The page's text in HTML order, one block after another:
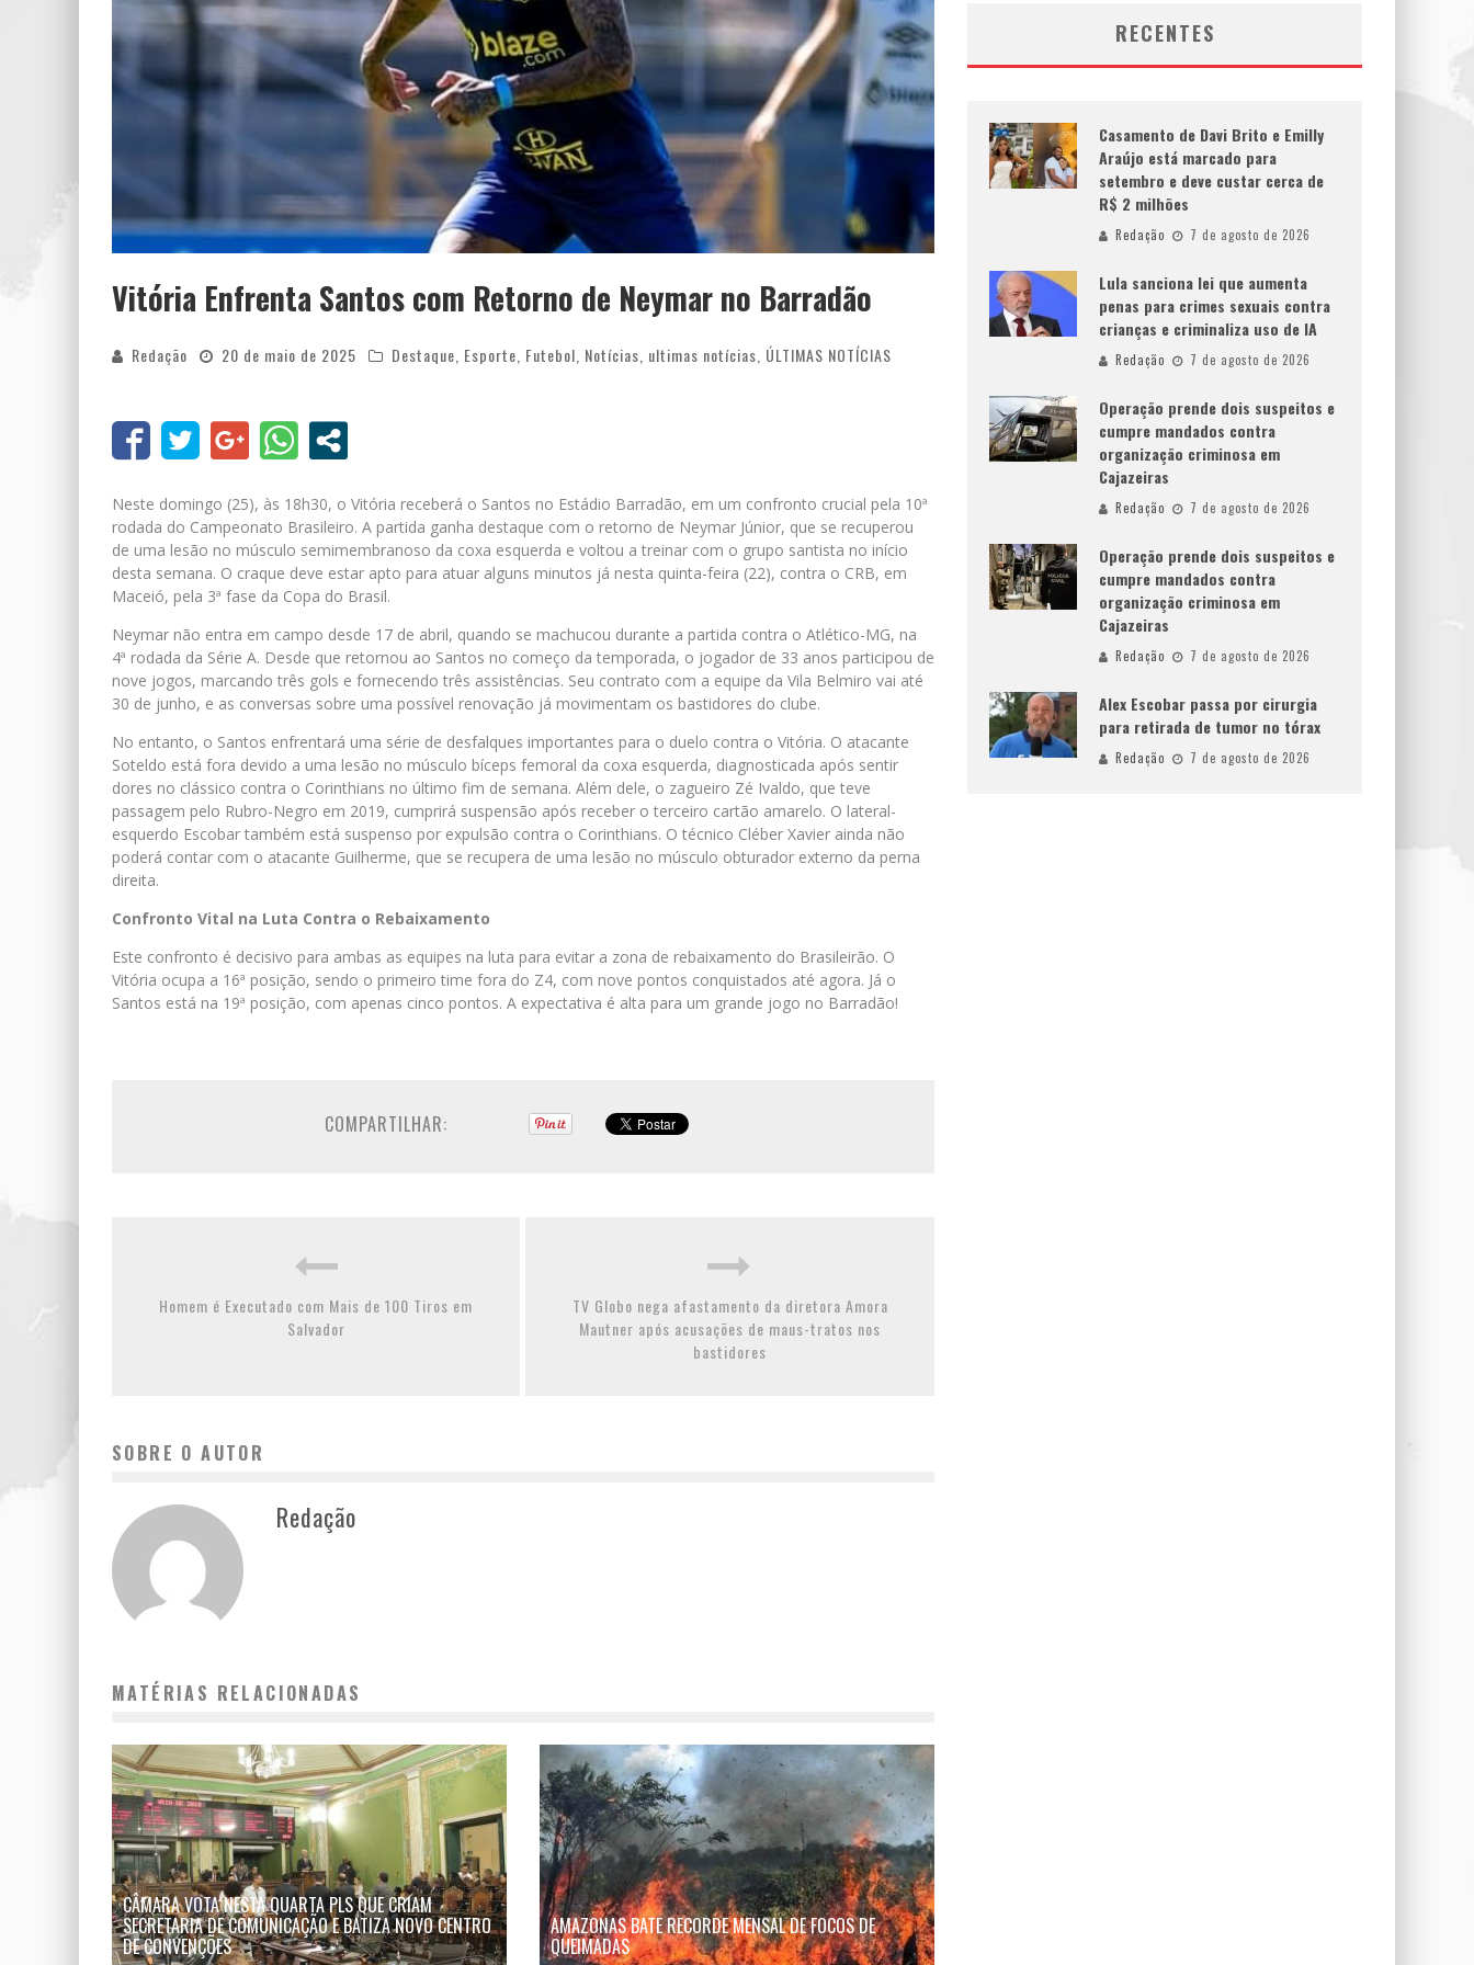
Vitória Enfrenta Santos com Retorno de Neymar no Barradão
Redação 20 de maio de 2025 Destaque Esporte Futebol Notícias ultimas notícias ÚLTIMAS NOTÍCIAS
Neste domingo (25), às 18h30, o Vitória receberá o Santos no Estádio Barradão, em um confronto crucial pela 10ª
rodada do Campeonato Brasileiro. A partida ganha destaque com o retorno de Neymar Júnior, que se recuperou
de uma lesão no músculo semimembranoso da coxa esquerda e voltou a treinar com o grupo santista no início
desta semana. O craque deve estar apto para atuar alguns minutos já nesta quinta-feira (22), contra o CRB, em
Maceió, pela 3ª fase da Copa do Brasil.
Neymar não entra em campo desde 17 de abril, quando se machucou durante a partida contra o Atlético-MG, na
4ª rodada da Série A. Desde que retornou ao Santos no começo da temporada, o jogador de 33 anos participou de
nove jogos, marcando três gols e fornecendo três assistências. Seu contrato com a equipe da Vila Belmiro vai até
30 de junho, e as conversas sobre uma possível renovação já movimentam os bastidores do clube.
No entanto, o Santos enfrentará uma série de desfalques importantes para o duelo contra o Vitória. O atacante
Soteldo está fora devido a uma lesão no músculo bíceps femoral da coxa esquerda, diagnosticada após sentir
dores no clássico contra o Corinthians no último fim de semana. Além dele, o zagueiro Zé Ivaldo, que teve
passagem pelo Rubro-Negro em 2019, cumprirá suspensão após receber o terceiro cartão amarelo. O lateral-
esquerdo Escobar também está suspenso por expulsão contra o Corinthians. O técnico Cléber Xavier ainda não
poderá contar com o atacante Guilherme, que se recupera de uma lesão no músculo obturador externo da perna
direita.
Confronto Vital na Luta Contra o Rebaixamento
Este confronto é decisivo para ambas as equipes na luta para evitar a zona de rebaixamento do Brasileirão. O
Vitória ocupa a 16ª posição, sendo o primeiro time fora do Z4, com nove pontos conquistados até agora. Já o
Santos está na 19ª posição, com apenas cinco pontos. A expectativa é alta para um grande jogo no Barradão!
COMPARTILHAR:
Homem é Executado com Mais de 100 Tiros em
Salvador
TV Globo nega afastamento da diretora Amora
Mautner após acusações de maus-tratos nos
bastidores
SOBRE O AUTOR
Redação
MATÉRIAS RELACIONADAS
CÂMARA VOTA NESTA QUARTA PLS QUE CRIAM
SECRETARIA DE COMUNICAÇÃO E BATIZA NOVO CENTRO
DE CONVENÇÕES
AMAZONAS BATE RECORDE MENSAL DE FOCOS DE
QUEIMADAS
RECENTES
Casamento de Davi Brito e Emilly
Araújo está marcado para
setembro e deve custar cerca de
R$ 2 milhões
Redação 7 de agosto de 2026
Lula sanciona lei que aumenta
penas para crimes sexuais contra
crianças e criminaliza uso de IA
Redação 7 de agosto de 2026
Operação prende dois suspeitos e
cumpre mandados contra
organização criminosa em
Cajazeiras
Redação 7 de agosto de 2026
Operação prende dois suspeitos e
cumpre mandados contra
organização criminosa em
Cajazeiras
Redação 7 de agosto de 2026
Alex Escobar passa por cirurgia
para retirada de tumor no tórax
Redação 7 de agosto de 2026